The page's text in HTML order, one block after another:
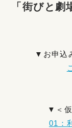
「街びと劇
▼お申込
▼＜
01：